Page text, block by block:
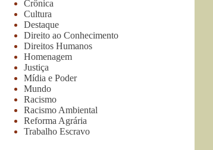
Crônica
Cultura
Destaque
Direito ao Conhecimento
Direitos Humanos
Homenagem
Justiça
Mídia e Poder
Mundo
Racismo
Racismo Ambiental
Reforma Agrária
Trabalho Escravo